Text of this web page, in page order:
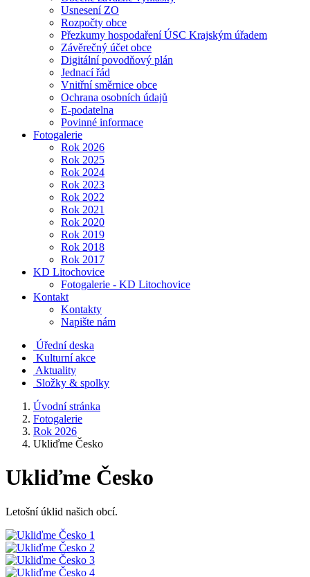
Usnesení ZO
Rozpočty obce
Přezkumy hospodaření ÚSC Krajským úřadem
Závěrečný účet obce
Digitální povodňový plán
Jednací řád
Vnitřní směrnice obce
Ochrana osobních údajů
E-podatelna
Povinné informace
Fotogalerie
Rok 2026
Rok 2025
Rok 2024
Rok 2023
Rok 2022
Rok 2021
Rok 2020
Rok 2019
Rok 2018
Rok 2017
KD Litochovice
Fotogalerie - KD Litochovice
Kontakt
Kontakty
Napište nám
Úřední deska
Kulturní akce
Aktuality
Složky & spolky
Úvodní stránka
Fotogalerie
Rok 2026
Ukliďme Česko
Ukliďme Česko
Letošní úklid našich obcí.